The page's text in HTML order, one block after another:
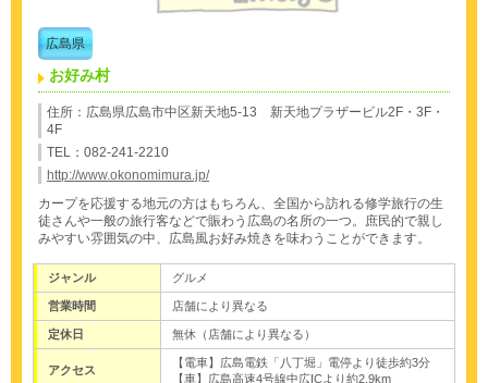
広島県
お好み村
住所：広島県広島市中区新天地5-13 新天地プラザービル2F・3F・
4F
TEL：082-241-2210
http://www.okonomimura.jp/
カープを応援する地元の方はもちろん、全国から訪れる修学旅行の生
徒さんや一般の旅行客などで賑わう広島の名所の一つ。庶民的で親し
みやすい雰囲気の中、広島風お好み焼きを味わうことができます。
ジャンル グルメ
営業時間 店舗により異なる
定休日 無休（店舗により異なる）
アクセス
【電車】広島電鉄「八丁堀」電停より徒歩約3分
【車】広島高速4号線中広ICより約2.9km